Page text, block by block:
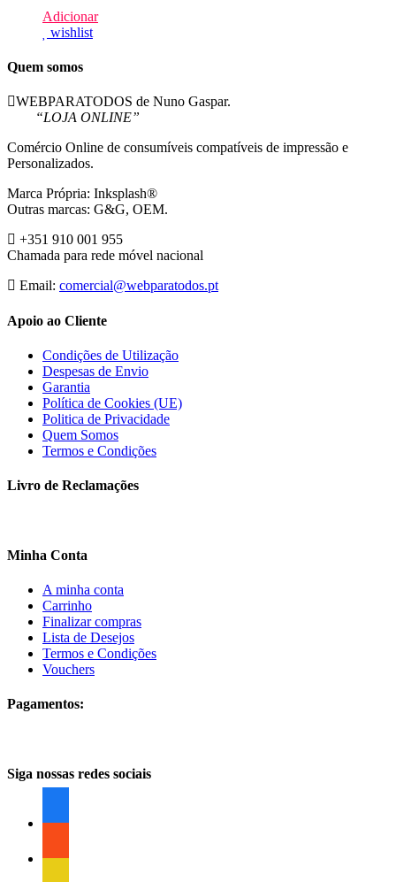
Adicionar
wishlist
Quem somos
WEBPARATODOS de Nuno Gaspar.
“LOJA ONLINE”
Comércio Online de consumíveis compatíveis de impressão e
Personalizados.
Marca Própria: Inksplash®
Outras marcas: G&G, OEM.
+351 910 001 955
Chamada para rede móvel nacional
Email: comercial@webparatodos.pt
Apoio ao Cliente
Condições de Utilização
Despesas de Envio
Garantia
Política de Cookies (UE)
Politica de Privacidade
Quem Somos
Termos e Condições
Livro de Reclamações
Minha Conta
A minha conta
Carrinho
Finalizar compras
Lista de Desejos
Termos e Condições
Vouchers
Pagamentos:
Siga nossas redes sociais